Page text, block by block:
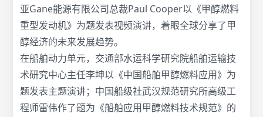
亚Gane能源有限公司总裁Paul Cooper以《甲醇燃料
重型发动机》为题发表视频演讲，着眼全球分享了甲
醇经济的未来发展趋势。
在船舶动力单元，交通部水运科学研究院船舶运输技
术研究中心主任李坤以《中国船舶甲醇燃料应用》为
题发表主题演讲；中国船级社武汉规范研究所高级工
程师雷伟作了题为《船舶应用甲醇燃料技术规范》的